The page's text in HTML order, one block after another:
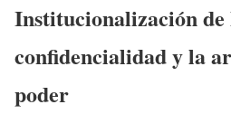
Institucionalización de
confidencialidad y la
poder